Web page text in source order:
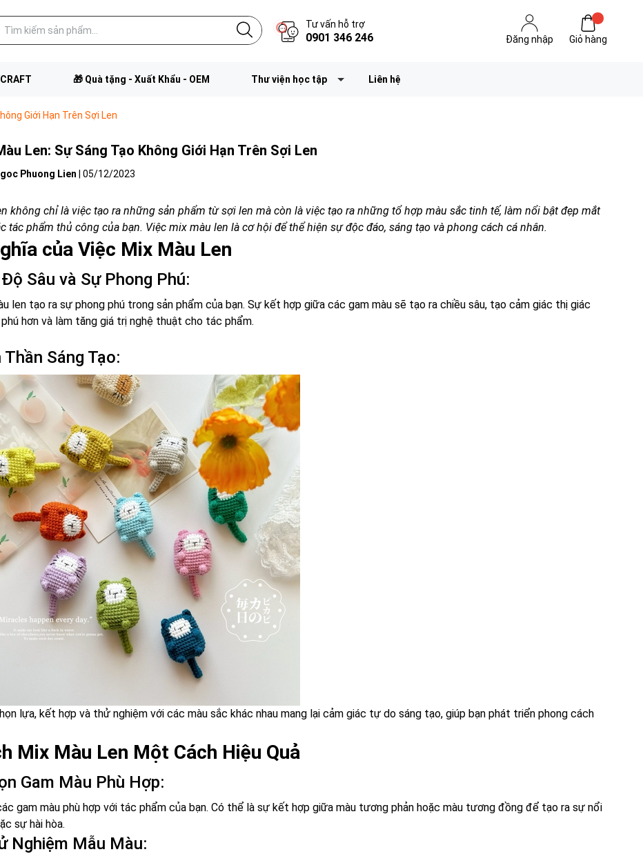
Tư vấn hỗ trợ
0901 346 246 Đăng nhập Giỏ hàng
🎁 Quà tặng - Xuất Khẩu - OEM Thư viện học tập Liên hệ
Giới Hạn Trên Sợi Len
Len: Sự Sáng Tạo Không Giới Hạn Trên Sợi Len
Phuong Lien 05/12/2023
không chỉ là việc tạo ra những sản phẩm từ sợi len mà còn là việc tạo ra những tổ hợp màu sắc tinh tế, làm nổi bật đẹp mắt
tác phẩm thủ công của bạn. Việc mix màu len là cơ hội để thể hiện sự độc đáo, sáng tạo và phong cách cá nhân.
của Việc Mix Màu Len
Sâu và Sự Phong Phú:
len tạo ra sự phong phú trong sản phẩm của bạn. Sự kết hợp giữa các gam màu sẽ tạo ra chiều sâu, tạo cảm giác thị giác
hơn và làm tăng giá trị nghệ thuật cho tác phẩm.
Thần Sáng Tạo:
lựa, kết hợp và thử nghiệm với các màu sắc khác nhau mang lại cảm giác tự do sáng tạo, giúp bạn phát triển phong cách
Mix Màu Len Một Cách Hiệu Quả
Gam Màu Phù Hợp:
gam màu phù hợp với tác phẩm của bạn. Có thể là sự kết hợp giữa màu tương phản hoặc màu tương đồng để tạo ra sự nổi
sự hài hòa.
Nghiệm Mẫu Màu: